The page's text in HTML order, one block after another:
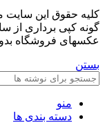
کليه حقوق اين سايت
گونه کپی برداری از
عکسهای فروشگاه
بستن
منو
دسته بندی ها